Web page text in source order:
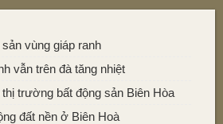
vùng giáp ranh
vẫn trên đà tăng nhiệt
trường bất động sản Biên Hòa
đất nền ở Biên Hoà